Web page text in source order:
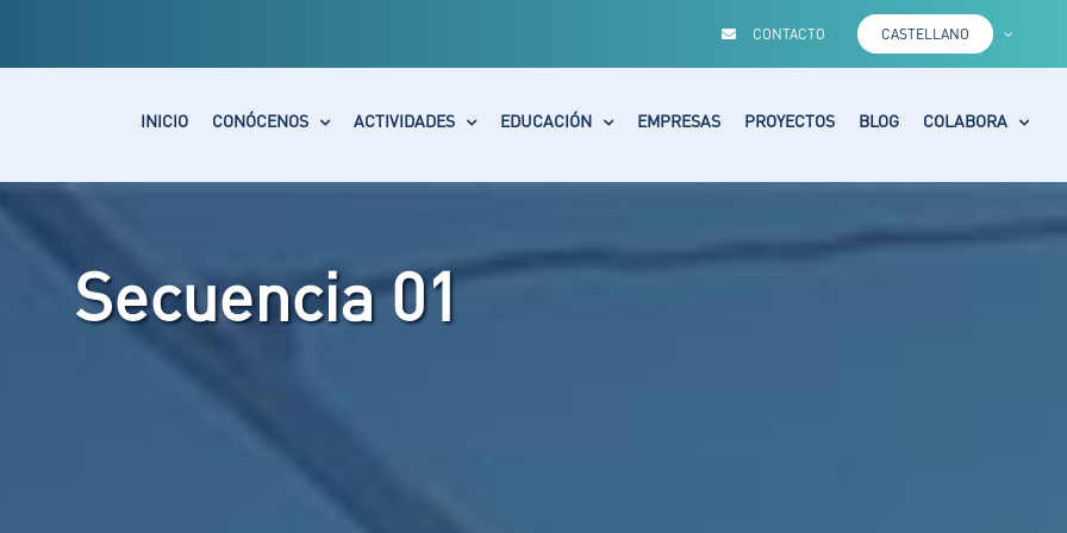
CONTACTO CASTELLANO
INICIO CONÓCENOS ACTIVIDADES EDUCACIÓN EMPRESAS PROYECTOS BLOG COLABORA
Secuencia 01